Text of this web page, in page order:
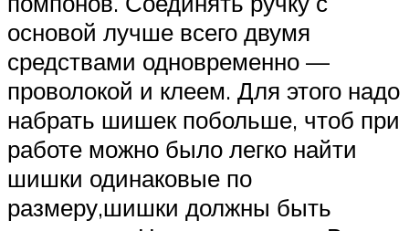
основой лучше всего двумя
средствами одновременно —
проволокой и клеем. Для этого надо
набрать шишек побольше, чтоб при
работе можно было легко найти
шишки одинаковые по
размеру,шишки должны быть